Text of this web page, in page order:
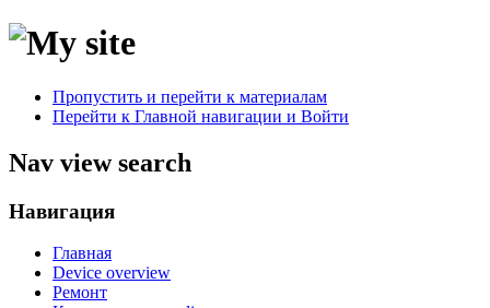
Пропустить и перейти к материалам
Перейти к Главной навигации и Войти
Nav view search
Навигация
Главная
Device overview
Ремонт